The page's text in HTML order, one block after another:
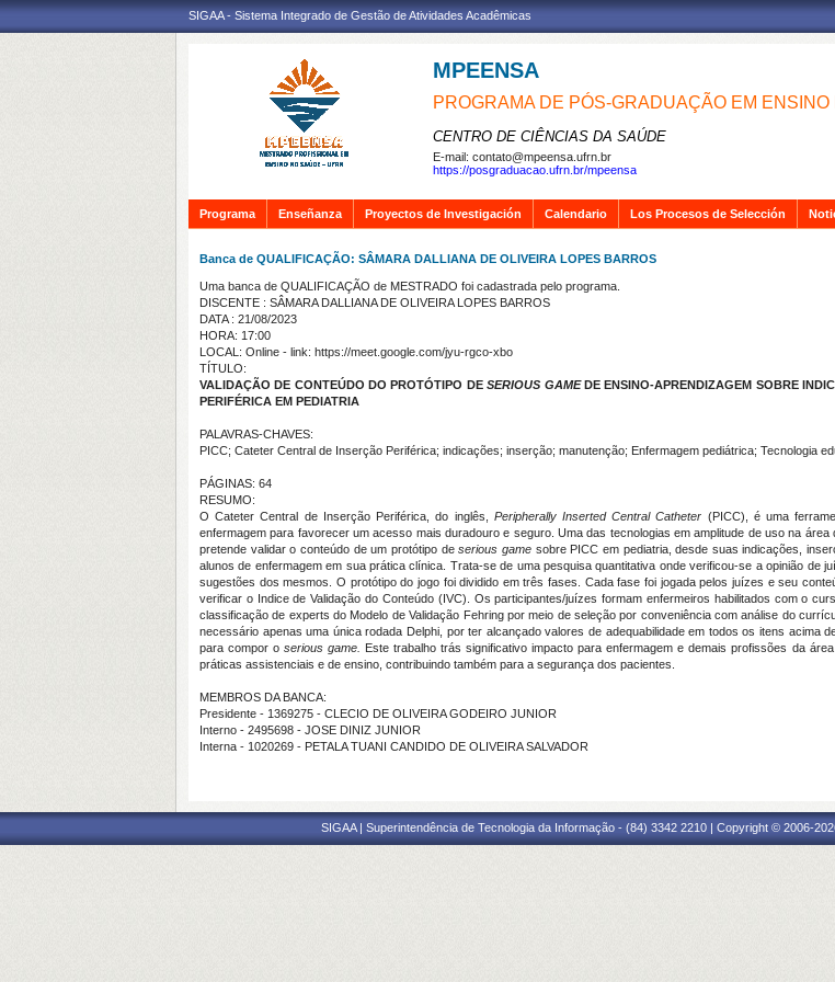
SIGAA - Sistema Integrado de Gestão de Atividades Acadêmicas
MPEENSA
PROGRAMA DE PÓS-GRADUAÇÃO EM ENSINO
CENTRO DE CIÊNCIAS DA SAÚDE
E-mail: contato@mpeensa.ufrn.br
https://posgraduacao.ufrn.br/mpeensa
Programa Enseñanza Proyectos de Investigación Calendario Los Procesos de Selección
Banca de QUALIFICAÇÃO: SÂMARA DALLIANA DE OLIVEIRA LOPES BARROS
Uma banca de QUALIFICAÇÃO de MESTRADO foi cadastrada pelo programa.
DISCENTE : SÂMARA DALLIANA DE OLIVEIRA LOPES BARROS
DATA : 21/08/2023
HORA: 17:00
LOCAL: Online - link: https://meet.google.com/jyu-rgco-xbo
TÍTULO:
VALIDAÇÃO DE CONTEÚDO DO PROTÓTIPO DESERIOUS GAMEDE ENSINO-APRENDIZAGEM SOBRE
PERIFÉRICA EM PEDIATRIA
PALAVRAS-CHAVES:
PICC; Cateter Central de Inserção Periférica; indicações; inserção; manutenção; Enfermagem pediátrica; Tecnologia
PÁGINAS: 64
RESUMO:
O Cateter Central de Inserção Periférica, do inglês, Peripherally Inserted Central Catheter (PICC), é uma
enfermagem para favorecer um acesso mais duradouro e seguro. Uma das tecnologias em amplitude de uso na
pretende validar o conteúdo de um protótipo deserious game sobre PICC em pediatria, desde suas indicações,
alunos de enfermagem em sua prática clínica. Trata-se de uma pesquisa quantitativa onde verificou-se a opinião de
sugestões dos mesmos. O protótipo do jogo foi dividido em três fases. Cada fase foi jogada pelos juízes e seu
verificar o Indice de Validação do Conteúdo (IVC). Os participantes/juízes formam enfermeiros habilitados com o
classificação de experts do Modelo de Validação Fehring por meio de seleção por conveniência com análise do
necessário apenas uma única rodada Delphi, por ter alcançado valores de adequabilidade em todos os itens acima
para compor oserious game. Este trabalho trás significativo impacto para enfermagem e demais profissões da
práticas assistenciais e de ensino, contribuindo também para a segurança dos pacientes.
MEMBROS DA BANCA:
Presidente - 1369275 - CLECIO DE OLIVEIRA GODEIRO JUNIOR
Interno - 2495698 - JOSE DINIZ JUNIOR
Interna - 1020269 - PETALA TUANI CANDIDO DE OLIVEIRA SALVADOR
SIGAA | Superintendência de Tecnologia da Informação - (84) 3342 2210 | Copyright © 2006-